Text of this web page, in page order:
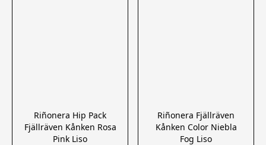
Riñonera Hip Pack
Fjällräven Kånken Rosa
Pink Liso
Riñonera Fjällräven
Kånken Color Niebla
Fog Liso